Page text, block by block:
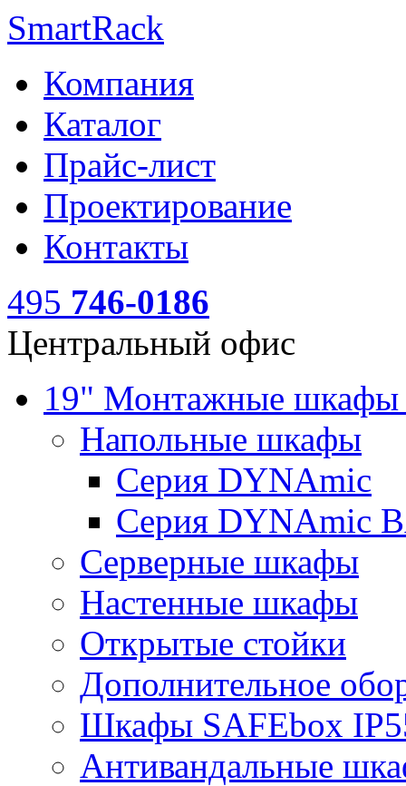
SmartRack
Компания
Каталог
Прайс-лист
Проектирование
Контакты
495 746-0186
Центральный офис
19" Монтажные
Напольные шкафы
Серия DYNAmic
Серия DYNAmic
Серверные шкафы
Настенные шкафы
Открытые стойки
Дополнительное
Шкафы SAFEbox
Антивандальные